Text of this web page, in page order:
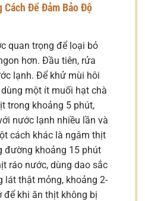
Để Đảm Bảo Độ
quan trọng để loại bỏ
hơn. Đầu tiên, rửa
lạnh. Để khử mùi hôi
một ít muối hạt chà
trong khoảng 5 phút,
nước lạnh nhiều lần và
cách khác là ngâm thịt
đường khoảng 15 phút
ráo nước, dùng dao sắc
lát thật mỏng, khoảng 2-
để khi ăn thịt không bị